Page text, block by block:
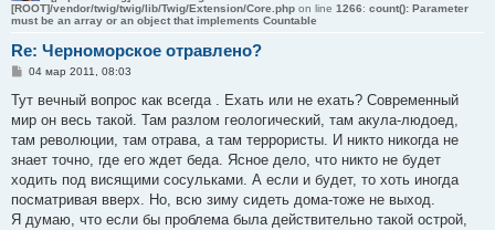
[ROOT]/vendor/twig/twig/lib/Twig/Extension/Core.php on line 1266: count(): Parameter
must be an array or an object that implements Countable
Re: Черноморское отравлено?
С
о
щ
е
и
е
04 мар 2011, 08:03
Тут вечный вопрос как всегда . Ехать или не ехать? Современный
мир он весь такой. Там разлом геологический, там акула-людоед,
там революции, там отрава, а там террористы. И никто никогда не
знает точно, где его ждет беда. Ясное дело, что никто не будет
ходить под висящими сосульками. А если и будет, то хоть иногда
посматривая вверх. Но, всю зиму сидеть дома-тоже не выход.
Я думаю, что если бы проблема была действительно такой острой,